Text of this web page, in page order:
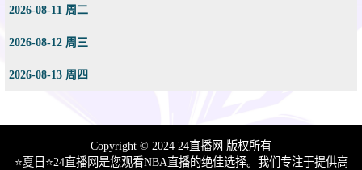
2026-08-11 周二
2026-08-12 周三
2026-08-13 周四
Copyright © 2024 24直播网 版权所有
⭐️夏日⭐24直播网是您观看NBA直播的绝佳选择。我们专注于提供高